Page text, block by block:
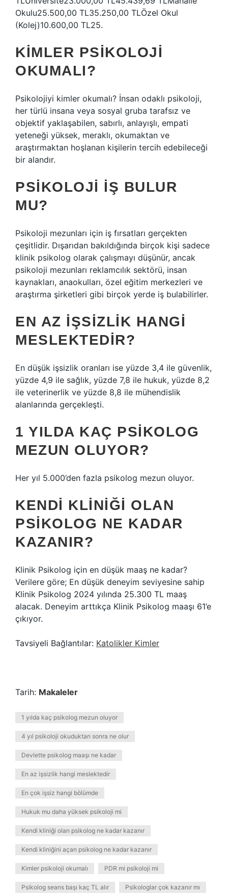
Okulu25.500,00 TL35.250,00 TLÖzel Okul
(Kolej)10.600,00 TL25.
KIMLER PSIKOLOJI
OKUMALI?
Psikolojiyi kimler okumalı? İnsan odaklı psikoloji,
her türlü insana veya sosyal gruba tarafsız ve
objektif yaklaşabilen, sabırlı, anlayışlı, empati
yeteneği yüksek, meraklı, okumaktan ve
araştırmaktan hoşlanan kişilerin tercih edebileceği
bir alandır.
PSIKOLOJI IŞ BULUR
MU?
Psikoloji mezunları için iş fırsatları gerçekten
çeşitlidir. Dışarıdan bakıldığında birçok kişi sadece
klinik psikolog olarak çalışmayı düşünür, ancak
psikoloji mezunları reklamcılık sektörü, insan
kaynakları, anaokulları, özel eğitim merkezleri ve
araştırma şirketleri gibi birçok yerde iş bulabilirler.
EN AZ IŞSIZLIK HANGI
MESLEKTEDIR?
En düşük işsizlik oranları ise yüzde 3,4 ile güvenlik,
yüzde 4,9 ile sağlık, yüzde 7,8 ile hukuk, yüzde 8,2
ile veterinerlik ve yüzde 8,8 ile mühendislik
alanlarında gerçekleşti.
1 YILDA KAÇ PSIKOLOG
MEZUN OLUYOR?
Her yıl 5.000’den fazla psikolog mezun oluyor.
KENDI KLINIĞI OLAN
PSIKOLOG NE KADAR
KAZANIR?
Klinik Psikolog için en düşük maaş ne kadar?
Verilere göre; En düşük deneyim seviyesine sahip
Klinik Psikolog 2024 yılında 25.300 TL maaş
alacak. Deneyim arttıkça Klinik Psikolog maaşı 61’e
çıkıyor.
Tavsiyeli Bağlantılar: Katolikler Kimler
Tarih: Makaleler
1 yılda kaç psikolog mezun oluyor
4 yıl psikoloji okuduktan sonra ne olur
Devlette psikolog maaşı ne kadar
En az işsizlik hangi meslektedir
En çok işsiz hangi bölümde
Hukuk mu daha yüksek psikoloji mi
Kendi kliniği olan psikolog ne kadar kazanır
Kendi kliniğini açan psikolog ne kadar kazanır
Kimler psikoloji okumalı PDR mi psikoloji mi
Psikolog seans başı kaç TL alır Psikologlar çok kazanır mı